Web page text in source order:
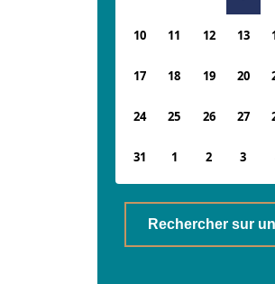
10 11 12 13
17 18 19 20
24 25 26 27
31 1 2 3
Rechercher sur